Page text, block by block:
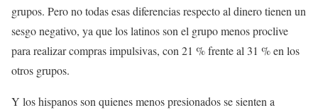
grupos. Pero no todas esas diferencias respecto al dinero tienen un
sesgo negativo, ya que los latinos son el grupo menos proclive
para realizar compras impulsivas, con 21 % frente al 31 % en los
otros grupos.
Y los hispanos son quienes menos presionados se sienten a